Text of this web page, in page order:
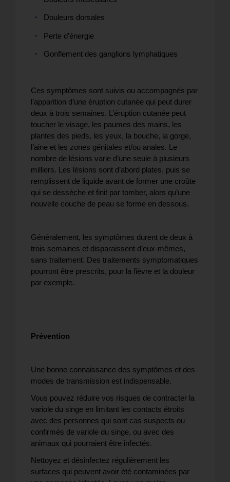
Douleurs dorsales
Perte d’énergie
Gonflement des ganglions lymphatiques
Ces symptômes sont suivis ou accompagnés par
l’apparition d’une éruption cutanée qui peut durer
deux à trois semaines. L’éruption cutanée peut
toucher le visage, les paumes des mains, les
plantes des pieds, les yeux, la bouche, la gorge,
l’aine et les zones génitales et/ou anales. Le
nombre de lésions varie d’une seule à plusieurs
milliers. Les lésions sont d’abord plates, puis se
remplissent de liquide avant de former une croûte
qui se dessèche et finit par tomber, alors qu’une
nouvelle couche de peau se forme en dessous.
Généralement, les symptômes durent de deux à
trois semaines et disparaissent d’eux-mêmes,
sans traitement. Des traitements symptomatiques
pourront être prescrits, pour la fièvre et la douleur
par exemple.
Prévention
Une bonne connaissance des symptômes et des
modes de transmission est indispensable.
Vous pouvez réduire vos risques de contracter la
variole du singe en limitant les contacts étroits
avec des personnes qui sont cas suspects ou
confirmés de variole du singe, ou avec des
animaux qui pourraient être infectés.
Nettoyez et désinfectez régulièrement les
surfaces qui peuvent avoir été contaminées par